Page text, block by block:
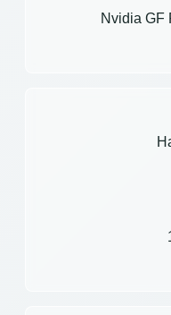
Nvidia GF